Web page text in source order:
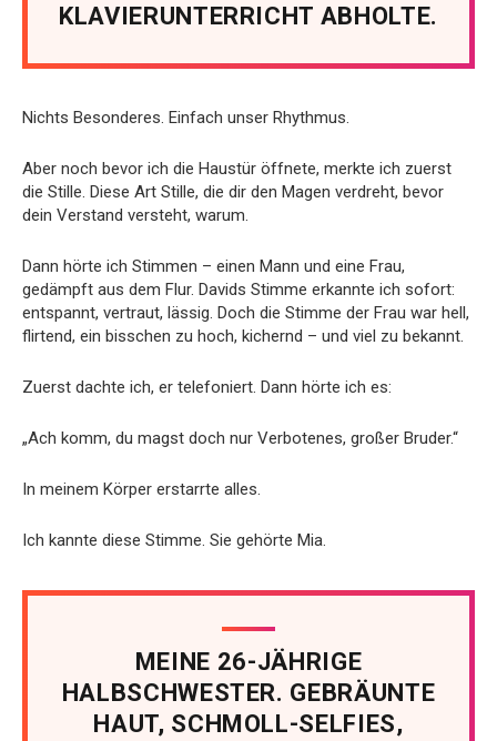
KLAVIERUNTERRICHT ABHOLTE.
Nichts Besonderes. Einfach unser Rhythmus.
Aber noch bevor ich die Haustür öffnete, merkte ich zuerst
die Stille. Diese Art Stille, die dir den Magen verdreht, bevor
dein Verstand versteht, warum.
Dann hörte ich Stimmen – einen Mann und eine Frau,
gedämpft aus dem Flur. Davids Stimme erkannte ich sofort:
entspannt, vertraut, lässig. Doch die Stimme der Frau war hell,
flirtend, ein bisschen zu hoch, kichernd – und viel zu bekannt.
Zuerst dachte ich, er telefoniert. Dann hörte ich es:
„Ach komm, du magst doch nur Verbotenes, großer Bruder.“
In meinem Körper erstarrte alles.
Ich kannte diese Stimme. Sie gehörte Mia.
MEINE 26-JÄHRIGE
HALBSCHWESTER. GEBRÄUNTE
HAUT, SCHMOLL-SELFIES,